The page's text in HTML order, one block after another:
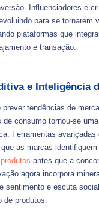
Influenciadores e
para se tornarem
plataformas que
e transação.
e Inteligência
prever tendências de
de consumo tornou-se
Ferramentas avançadas
as marcas identifiquem
antes que a
agora incorpora
sentimento e escuta
de produtos.